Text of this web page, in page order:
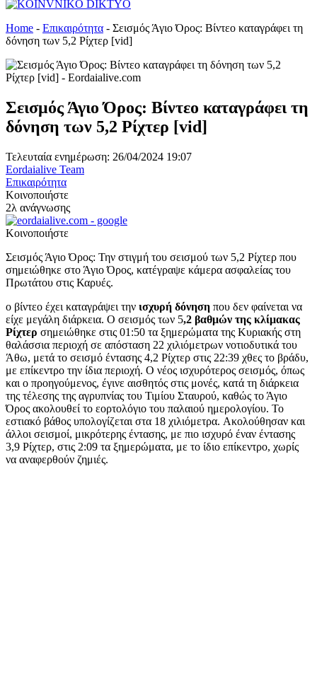
Home - Επικαιρότητα - Σεισμός Άγιο Όρος: Βίντεο καταγράφει τη
δόνηση των 5,2 Ρίχτερ [vid]
Σεισμός Άγιο Όρος: Βίντεο καταγράφει τη
δόνηση των 5,2 Ρίχτερ [vid]
Τελευταία ενημέρωση: 26/04/2024 19:07
Eordaialive Team
Επικαιρότητα
Κοινοποιήστε
2λ ανάγνωσης
Κοινοποιήστε
Σεισμός Άγιο Όρος: Την στιγμή του σεισμού των 5,2 Ρίχτερ που
σημειώθηκε στο Άγιο Όρος, κατέγραψε κάμερα ασφαλείας του
Πρωτάτου στις Καρυές.
ο βίντεο έχει καταγράψει την ισχυρή δόνηση που δεν φαίνεται να
είχε μεγάλη διάρκεια. Ο σεισμός των 5,2 βαθμών της κλίμακας
Ρίχτερ σημειώθηκε στις 01:50 τα ξημερώματα της Κυριακής στη
θαλάσσια περιοχή σε απόσταση 22 χιλιόμετρων νοτιοδυτικά του
Άθω, μετά το σεισμό έντασης 4,2 Ρίχτερ στις 22:39 χθες το βράδυ,
με επίκεντρο την ίδια περιοχή. Ο νέος ισχυρότερος σεισμός, όπως
και ο προηγούμενος, έγινε αισθητός στις μονές, κατά τη διάρκεια
της τέλεσης της αγρυπνίας του Τιμίου Σταυρού, καθώς το Άγιο
Όρος ακολουθεί το εορτολόγιο του παλαιού ημερολογίου. Το
εστιακό βάθος υπολογίζεται στα 18 χιλιόμετρα. Ακολούθησαν και
άλλοι σεισμοί, μικρότερης έντασης, με πιο ισχυρό έναν έντασης
3,9 Ρίχτερ, στις 2:09 τα ξημερώματα, με το ίδιο επίκεντρο, χωρίς
να αναφερθούν ζημιές.